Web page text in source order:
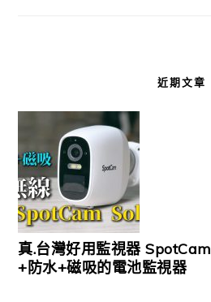
近期文章
真.台灣好用監視器
+防水+磁吸的電池監視器